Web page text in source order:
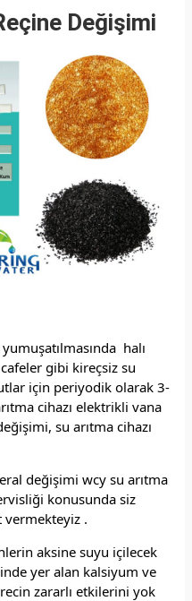
Değişimi
halı
gibi kireçsiz su
için periyodik olarak 3-
cihazı elektrikli vana
su arıtma cihazı
değişimi wcy su arıtma
konusunda siz
.
aksine suyu içilecek
yer alan kalsiyum ve
zararlı etkilerini yok